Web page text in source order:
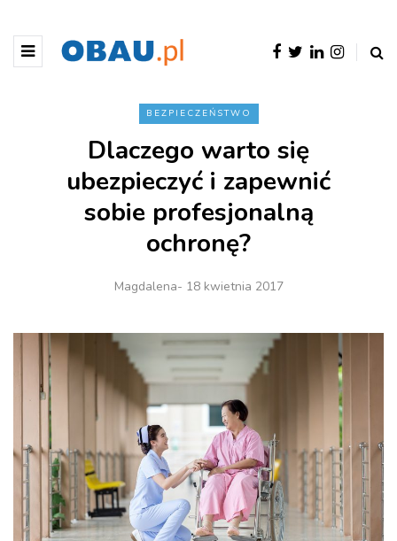
BEZPIECZEŃSTWO
Dlaczego warto się
ubezpieczyć i zapewnić
sobie profesjonalną
ochronę?
Magdalena- 18 kwietnia 2017